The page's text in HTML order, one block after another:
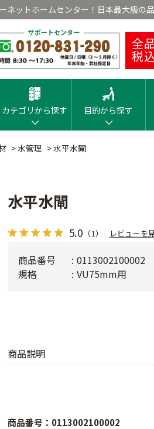
ットホームセンター！日本最大級の
全
税
カテゴリから探す 目的から探す
>水管理 >水平水閘
水平水閘
5.0 （1） レビューを
商品説明
商品番号
0113002100002
規格
VU75mm用
商品番号：0113002100002